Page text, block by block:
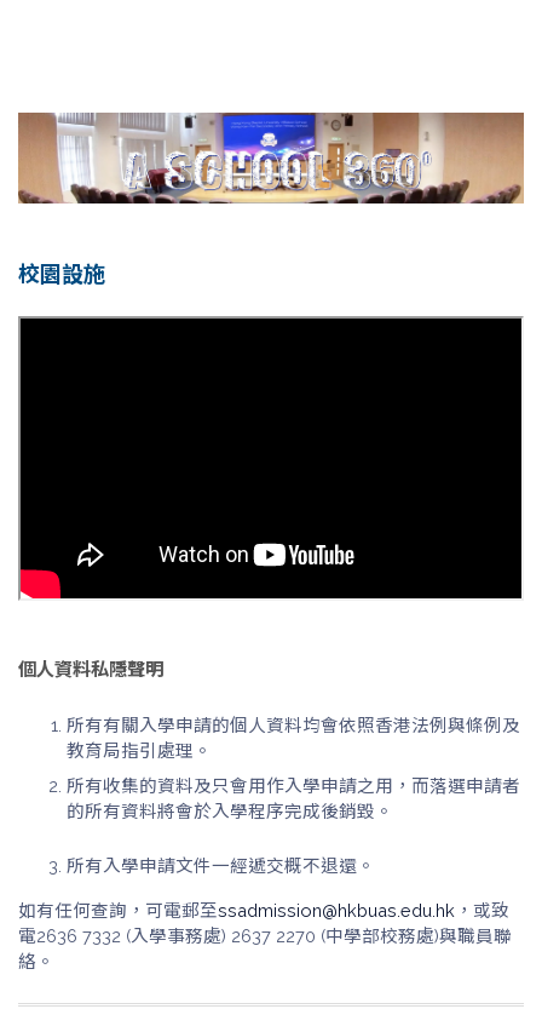
校園設施
個人資料私隱聲明
所有有關入學申請的個人資料均會依照香港法例與條例及
教育局指引處理。
所有收集的資料及只會用作入學申請之用，而落選申請者
的所有資料將會於入學程序完成後銷毀。
所有入學申請文件一經遞交概不退還。
如有任何查詢，可電郵至ssadmission@hkbuas.edu.hk ，或致
電2636 7332 (入學事務處) 2637 2270 (中學部校務處)與職員聯
絡。